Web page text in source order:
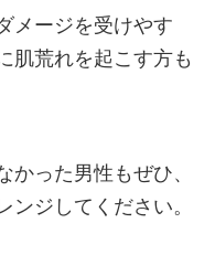
メージを受けやす
肌荒れを起こす方も
った男性もぜひ、
ジしてください。